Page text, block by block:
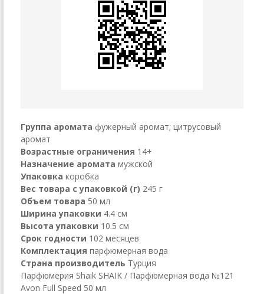
Группа аромата фужерный аромат; цитрусовый
аромат
Возрастные ограничения 14+
Назначение аромата мужской
Упаковка коробка
Вес товара с упаковкой (г) 245 г
Объем товара 50 мл
Ширина упаковки 4.4 см
Высота упаковки 10.5 см
Срок годности 102 месяцев
Комплектация парфюмерная вода
Страна производитель Турция
Парфюмерия Shaik SHAIK / Парфюмерная вода №121
Avon Full Speed 50 мл